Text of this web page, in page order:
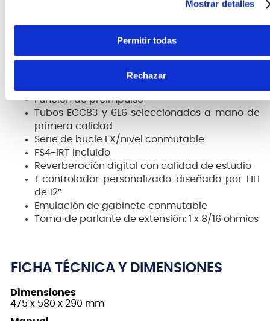
Mostrar detalles
Permitir todas
Rechazar
3 canales + boost conmutable
Sonidos modernos de alta ganancia
Función de preimpulso
Tubos ECC83 y 6L6 seleccionados a mano de
primera calidad
Serie de bucle FX/nivel conmutable
FS4-IRT incluido
Reverberación digital con calidad de estudio
1 controlador personalizado diseñado por HH
de 12”
Emulación de gabinete conmutable
Toma de parlante de extensión: 1 x 8/16 ohmios
FICHA TÉCNICA Y DIMENSIONES
Dimensiones
475 x 580 x 290 mm